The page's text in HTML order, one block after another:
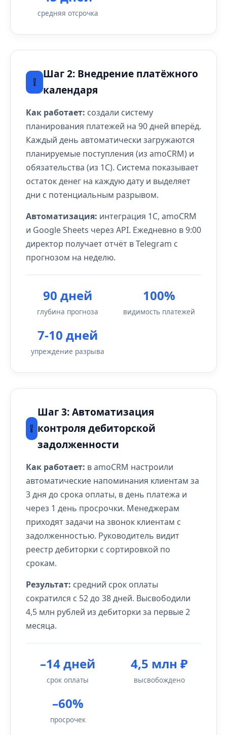
средняя отсрочка
❕
Шаг 2: Внедрение платёжного
календаря
Как работает: создали систему
планирования платежей на 90 дней вперёд.
Каждый день автоматически загружаются
планируемые поступления (из amoCRM) и
обязательства (из 1С). Система показывает
остаток денег на каждую дату и выделяет
дни с потенциальным разрывом.
Автоматизация: интеграция 1С, amoCRM
и Google Sheets через API. Ежедневно в 9:00
директор получает отчёт в Telegram с
прогнозом на неделю.
90 дней
глубина прогноза
100%
видимость платежей
7-10 дней
упреждение разрыва
❕
Шаг 3: Автоматизация
контроля дебиторской
задолженности
Как работает: в amoCRM настроили
автоматические напоминания клиентам за
3 дня до срока оплаты, в день платежа и
через 1 день просрочки. Менеджерам
приходят задачи на звонок клиентам с
задолженностью. Руководитель видит
реестр дебиторки с сортировкой по
срокам.
Результат: средний срок оплаты
сократился с 52 до 38 дней. Высвободили
4,5 млн рублей из дебиторки за первые 2
месяца.
–14 дней
срок оплаты
4,5 млн ₽
высвобождено
–60%
просрочек